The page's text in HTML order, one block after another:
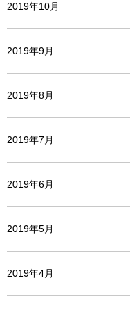
2019年10月
2019年9月
2019年8月
2019年7月
2019年6月
2019年5月
2019年4月